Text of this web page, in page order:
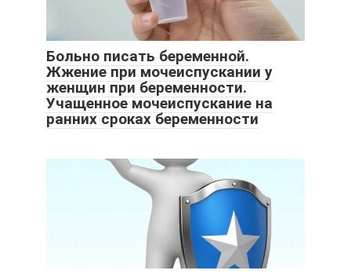
Больно писать беременной.
Жжение при мочеиспускании у
женщин при беременности.
Учащенное мочеиспускание на
ранних сроках беременности